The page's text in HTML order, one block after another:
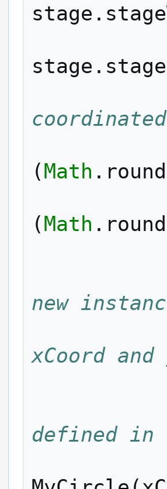
stage .
stage .
( Math . round
( Math . round
new
xCoord
defined in